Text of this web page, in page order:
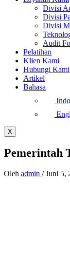
Divisi
Divisi
Divisi
Audit
Pelatihan
Klien Kami
Hubungi Kami
Artikel
Bahasa
X
Pemerintah
Oleh admin /Juni 5,